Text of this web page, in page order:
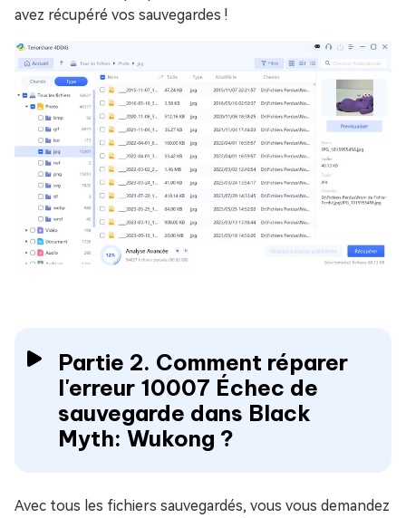
avez récupéré vos sauvegardes !
Partie 2. Comment réparer
l'erreur 10007 Échec de
sauvegarde dans Black
Myth: Wukong ?
Avec tous les fichiers sauvegardés, vous vous demandez